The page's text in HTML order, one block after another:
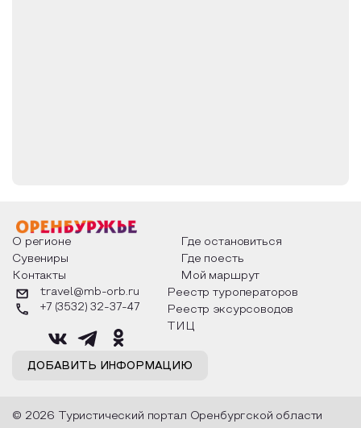
О регионе
Где остановиться
Сувениры
Где поесть
Контакты
Мой маршрут
ДОБАВИТЬ ИНФОРМАЦИЮ
travel@mb-orb.ru
+7 (3532) 32-37-47
Реестр туроператоров
Реестр эксурсоводов
ТИЦ
© 2026 Туристический портал Оренбургской области